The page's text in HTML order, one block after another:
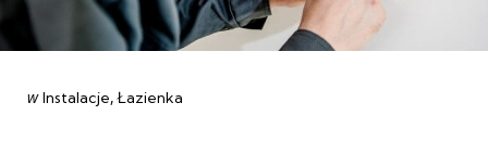
Categories
post
w Instalacje Łazienka